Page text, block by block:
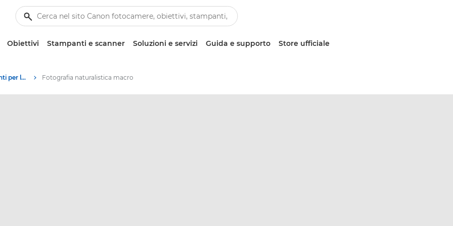
Obiettivi Stampanti e scanner Soluzioni e servizi Guida e supporto Store ufficiale
Tecniche e suggerimenti per la fotografia e la stampa Fotografia naturalistica macro